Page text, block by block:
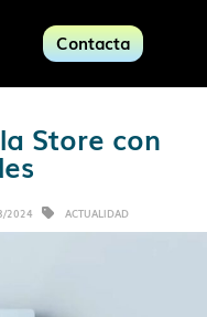
Contacta
Store con
2024 ACTUALIDAD